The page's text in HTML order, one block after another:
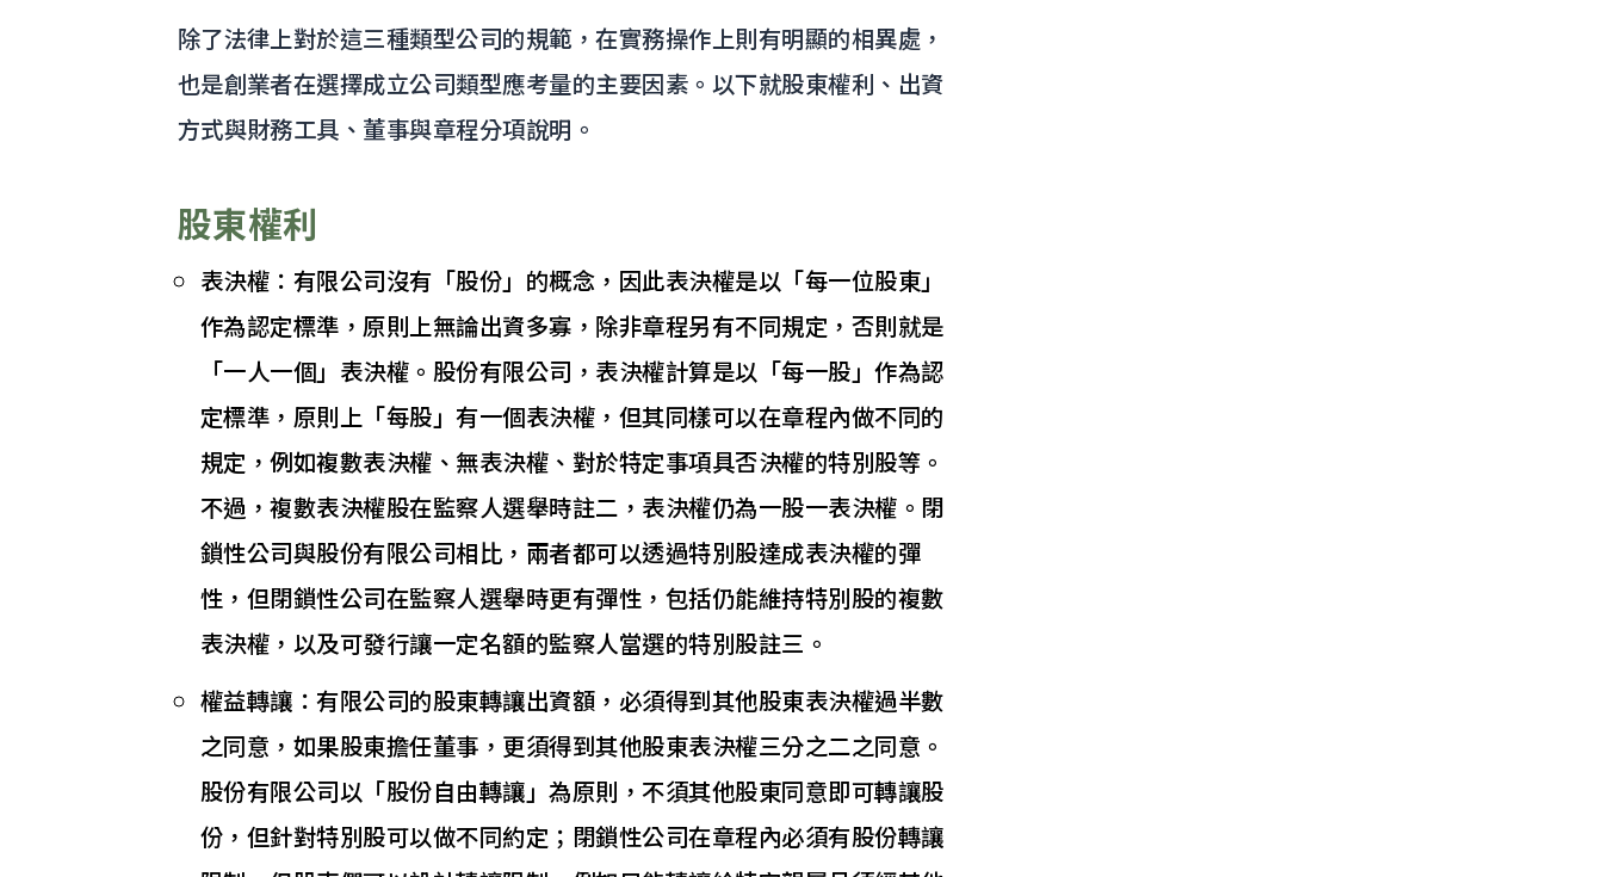
除了法律上對於這三種類型公司的規範，在實務操作上則有明顯的相異處，
也是創業者在選擇成立公司類型應考量的主要因素。以下就股東權利、出資
方式與財務工具、董事與章程分項說明。
股東權利
表決權：有限公司沒有「股份」的概念，因此表決權是以「每一位股東」
作為認定標準，原則上無論出資多寡，除非章程另有不同規定，否則就是
「一人一個」表決權。股份有限公司，表決權計算是以「每一股」作為認
定標準，原則上「每股」有一個表決權，但其同樣可以在章程內做不同的
規定，例如複數表決權、無表決權、對於特定事項具否決權的特別股等。
不過，複數表決權股在監察人選舉時註二，表決權仍為一股一表決權。閉
鎖性公司與股份有限公司相比，兩者都可以透過特別股達成表決權的彈
性，但閉鎖性公司在監察人選舉時更有彈性，包括仍能維持特別股的複數
表決權，以及可發行讓一定名額的監察人當選的特別股註三。
權益轉讓：有限公司的股東轉讓出資額，必須得到其他股東表決權過半數
之同意，如果股東擔任董事，更須得到其他股東表決權三分之二之同意。
股份有限公司以「股份自由轉讓」為原則，不須其他股東同意即可轉讓股
份，但針對特別股可以做不同約定；閉鎖性公司在章程內必須有股份轉讓